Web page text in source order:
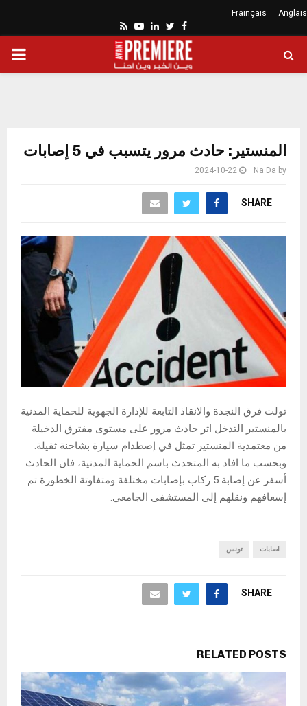
Anglais
Frainçais
Facebook
Twitter
Linkedin
Youtube
Rss
المنستير: حادث مرور يتسبب في 5 إصابات
by
Na Da
2024-10-22
SHARE
تولت فرق النجدة والانقاذ التابعة للإدارة الجهوية للحماية المدنية
بالمنستير التدخل اثر حادث مرور على مستوى مفترق الدخيلة
من معتمدية المنستير تمثل في إصطدام سيارة بشاحنة ثقيلة.
وبحسب ما افاد به المتحدث باسم الحماية المدنية، فان الحادث
أسفر عن إصابة 5 ركاب بإصابات مختلفة ومتفاوتة الخطورة تم
إسعافهم ونقلهم إلى المستشفى الجامعي.
اصابات تونس
SHARE
RELATED POSTS